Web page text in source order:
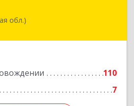
обл.)
110
7
Курская обл, Железногорск г,